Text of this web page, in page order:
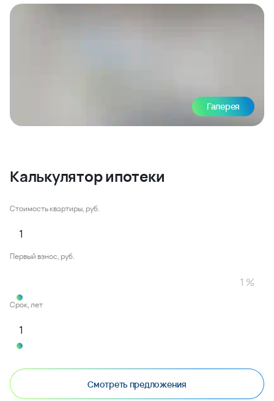
Галерея
Калькулятор ипотеки
Стоимость квартиры, руб.
Первый взнос, руб.
Срок, лет
Смотреть предложения